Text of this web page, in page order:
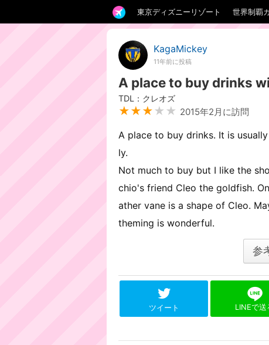
東京ディズニーリゾート 世界制覇
KagaMickey
11年前に投稿
A place to buy drinks
TDL：クレオズ
★★★ ★★ 2015年2月に訪問
A place to buy drinks. It is
ly.
Not much to buy but I like the
chio's friend Cleo the goldfish.
ather vane is a shape of Cleo.
theming is wonderful.
参
ツイート LINEで送